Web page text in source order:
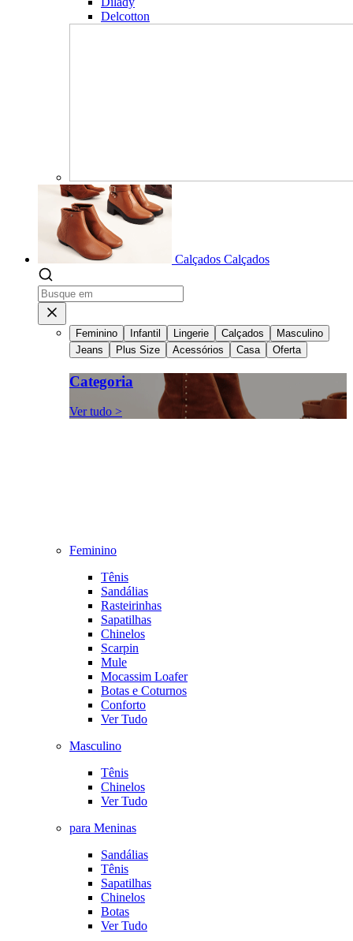
Delcotton
Calçados Calçados
Feminino Infantil Lingerie Calçados
Masculino
Jeans
Plus Size Acessórios Casa Oferta
Categoria
Ver tudo >
Feminino
Tênis
Sandálias
Rasteirinhas
Sapatilhas
Chinelos
Scarpin
Mule
Mocassim Loafer
Botas e Coturnos
Conforto
Ver Tudo
Masculino
Tênis
Chinelos
Ver Tudo
para Meninas
Sandálias
Tênis
Sapatilhas
Chinelos
Botas
Ver Tudo